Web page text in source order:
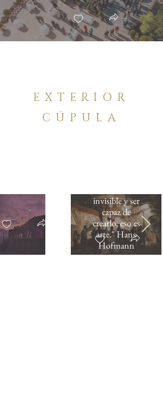
EXTERIOR
CÚPULA
invisible y ser
capaz de
crearlo, eso es
arte." Hans
Hofmann